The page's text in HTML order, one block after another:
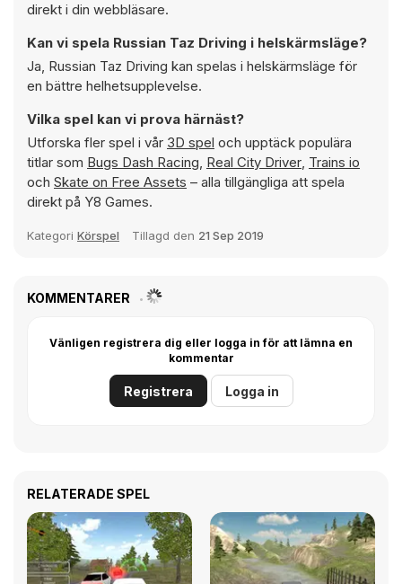
direkt i din webbläsare.
Kan vi spela Russian Taz Driving i helskärmsläge?
Ja, Russian Taz Driving kan spelas i helskärmsläge för
en bättre helhetsupplevelse.
Vilka spel kan vi prova härnäst?
Utforska fler spel i vår 3D spel och upptäck populära
titlar som Bugs Dash Racing, Real City Driver, Trains io
och Skate on Free Assets – alla tillgängliga att spela
direkt på Y8 Games.
Kategori Körspel Tillagd den 21 Sep 2019
KOMMENTARER
Vänligen registrera dig eller logga in för att lämna en
kommentar
Registrera Logga in
RELATERADE SPEL